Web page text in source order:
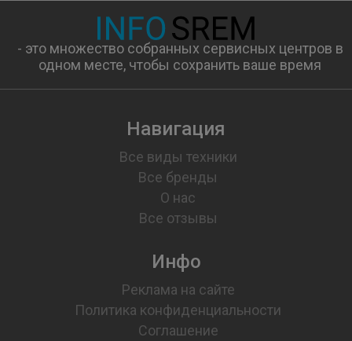
- это множество собранных сервисных центров в
одном месте, чтобы сохранить ваше время
Навигация
Все виды техники
Все бренды
О нас
Все отзывы
Инфо
Реклама на сайте
Политика конфиденциальности
Соглашение